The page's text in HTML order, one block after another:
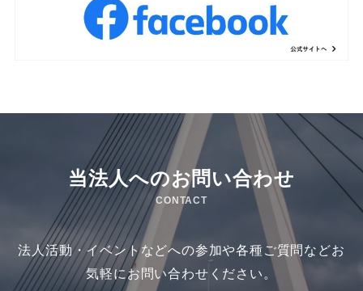
当法人へのお問い合わせ
CONTACT
法人活動・イベントなどへの参加や各種ご質問などお
気軽にお問い合わせください。